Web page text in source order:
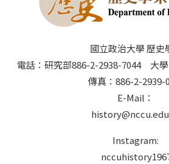
國立政治大學 歷史
電話：研究部886-2-2938-7044 大
傳真：886-2-2939-
E-Mail：
Instagram: